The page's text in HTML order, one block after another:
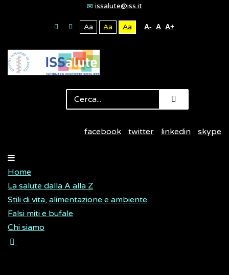
issalute@iss.it
Aa Aa Aa A- A A+
facebook twitter linkedin skype
Home
La salute dalla A alla Z
Stili di vita, alimentazione e ambiente
Falsi miti e bufale
Chi siamo